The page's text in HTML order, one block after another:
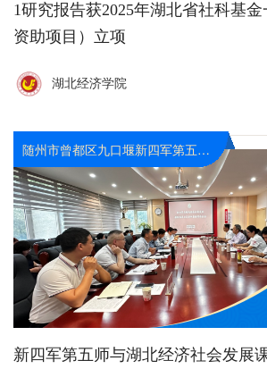
1研究报告获2025年湖北省社科基
资助项目）立项
湖北经济学院
随州市曾都区九口堰新四军第五师革命旧址纪念馆
新四军第五师与湖北经济社会发展